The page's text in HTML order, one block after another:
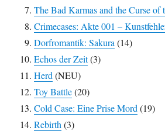
The Bad Karmas and the Curse of
Crimecases: Akte 001 –
Dorfromantik: Sakura (14)
Echos der Zeit(3)
Herd (NEU)
Toy Battle(20)
Cold Case: Eine Prise Mord (19)
Rebirth (3)